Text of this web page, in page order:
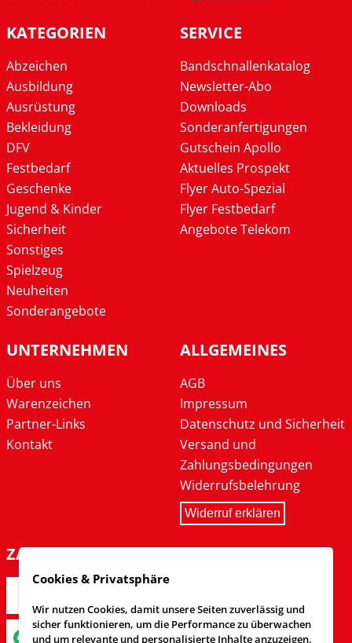
KATEGORIEN
Abzeichen
Ausbildung
Ausrüstung
Bekleidung
DFV
Festbedarf
Geschenke
Jugend & Kinder
Sicherheit
Sonstiges
Spielzeug
Neuheiten
Sonderangebote
SERVICE
Bandschnallenkatalog
Newsletter-Abo
Downloads
Sonderanfertigungen
Gutschein Apollo
Aktuelles Prospekt
Flyer Auto-Spezial
Flyer Festbedarf
Angebote Telekom
UNTERNEHMEN
Über uns
Warenzeichen
Partner-Links
Kontakt
ALLGEMEINES
AGB
Impressum
Datenschutz und Sicherheit
Versand und
Zahlungsbedingungen
Widerrufsbelehrung
Widerruf erklären
ZAHLARTEN
Cookies & Privatsphäre
Wir nutzen Cookies, damit unsere Seiten zuverlässig und
sicher funktionieren, um die Performance zu überwachen
und um relevante und personalisierte Inhalte anzuzeigen.